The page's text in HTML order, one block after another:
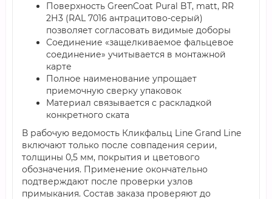
Поверхность GreenCoat Pural BT, matt, RR
2Н3 (RAL 7016 антрацитово-серый)
позволяет согласовать видимые доборы
Соединение «защелкиваемое фальцевое
соединение» учитывается в монтажной
карте
Полное наименование упрощает
приемочную сверку упаковок
Материал связывается с раскладкой
конкретного ската
В рабочую ведомость Кликфальц Line Grand Line
включают только после совпадения серии,
толщины 0,5 мм, покрытия и цветового
обозначения. Применение окончательно
подтверждают после проверки узлов
примыкания. Состав заказа проверяют до